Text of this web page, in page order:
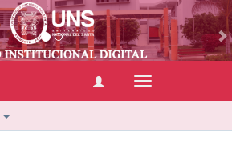
Cambiar
navegación